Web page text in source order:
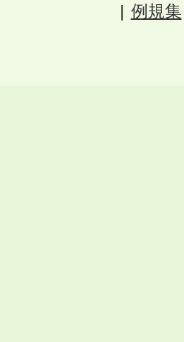
例規集